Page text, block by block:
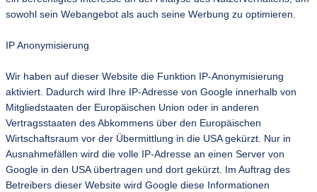
sowohl sein Webangebot als auch seine Werbung zu optimieren.
IP Anonymisierung
Wir haben auf dieser Website die Funktion IP-Anonymisierung
aktiviert. Dadurch wird Ihre IP-Adresse von Google innerhalb von
Mitgliedstaaten der Europäischen Union oder in anderen
Vertragsstaaten des Abkommens über den Europäischen
Wirtschaftsraum vor der Übermittlung in die USA gekürzt. Nur in
Ausnahmefällen wird die volle IP-Adresse an einen Server von
Google in den USA übertragen und dort gekürzt. Im Auftrag des
Betreibers dieser Website wird Google diese Informationen